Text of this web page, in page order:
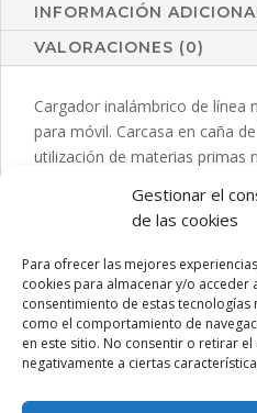
Gestionar el
de las cookies
Para ofrecer las mejores
cookies para almacenar y/o acceder
consentimiento de estas
como el comportamiento de
en este sitio. No consentir o retirar
negativamente a ciertas
INFORMACIÓN
VALORACIONES (0)
Cargador inalámbrico de
para móvil. Carcasa en caña
utilización de materias primas
10W y compatible con
tecnología de carga
estado de carga y cable de
marcaje, presentado en